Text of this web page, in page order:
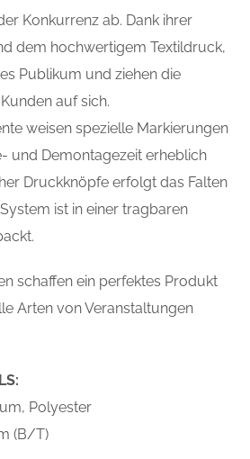
Konkurrenz ab. Dank ihrer
dem hochwertigem Textildruck,
Publikum und ziehen die
auf sich.
weisen spezielle Markierungen
und Demontagezeit erheblich
Druckknöpfe erfolgt das Falten
ist in einer tragbaren
schaffen ein perfektes Produkt
Arten von Veranstaltungen
Polyester
(B/T)